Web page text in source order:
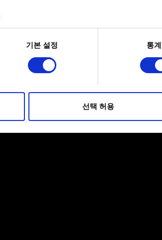
geographical location which can be
scanning it for specific characteristics
data is processed and set your
트 이용 환경을 개선하기 위해 사용됩니다.
악하기 위해 쿠키의 일부를 저희 파트너와 공
기본 설정 통계
선택 허용